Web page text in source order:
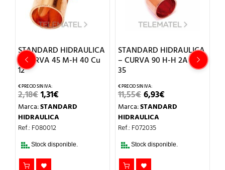
STANDARD HIDRAULICA
– CURVA 45 M-H 40 Cu
12
2,18€EL
PRECIO
ORIGINAL
ERA:
2,18€.
1,31€PRECIO
ACTUAL
ES:
Marca:STANDARD
HIDRAULICA
Ref.: F080012
Stock disponible.
STANDARD HIDRAULICA
– CURVA 90 H-H 2A Cu
35
11,55€EL
PRECIO
ORIGINAL
ERA:
11,55€.
6,93€PRECIO
ACTUAL
Marca:STANDARD
HIDRAULICA
Ref.: F072035
Stock disponible.